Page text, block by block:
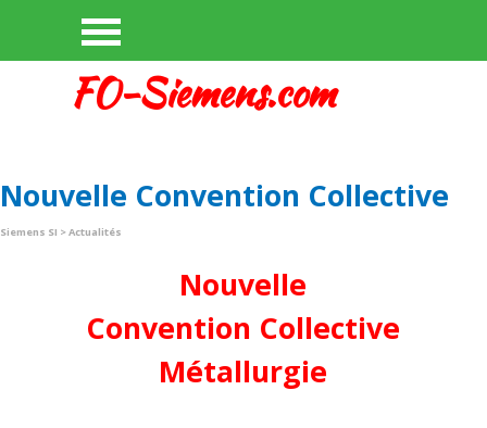
Sauter le menu
FO-Siemens.com
Nouvelle Convention Collective
Siemens SI > Actualités
Nouvelle
Convention Collective
Métallurgie